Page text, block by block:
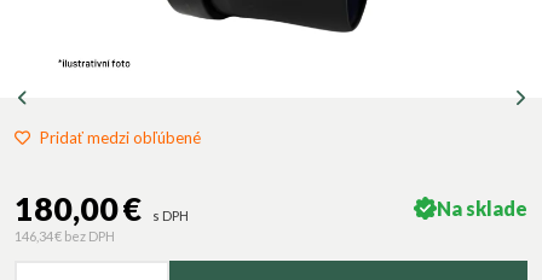
Pridať medzi obľúbené
180,00 €
s DPH
146,34 € bez DPH
Na sklade